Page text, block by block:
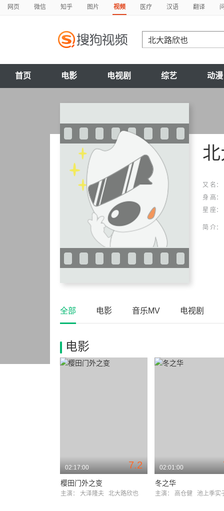
网页 微信 知乎 图片 视频 医疗 汉语 翻译
首页 电影 电视剧 综艺 动漫
又 名：
身 高：
星 座：
简 介：
全部 电影 音乐MV 电视剧
电影
7.2
02:17:00
樱田门外之变
主演： 大泽隆夫 北大路欣也
02:01:00
冬之华
主演： 高仓健 池上季